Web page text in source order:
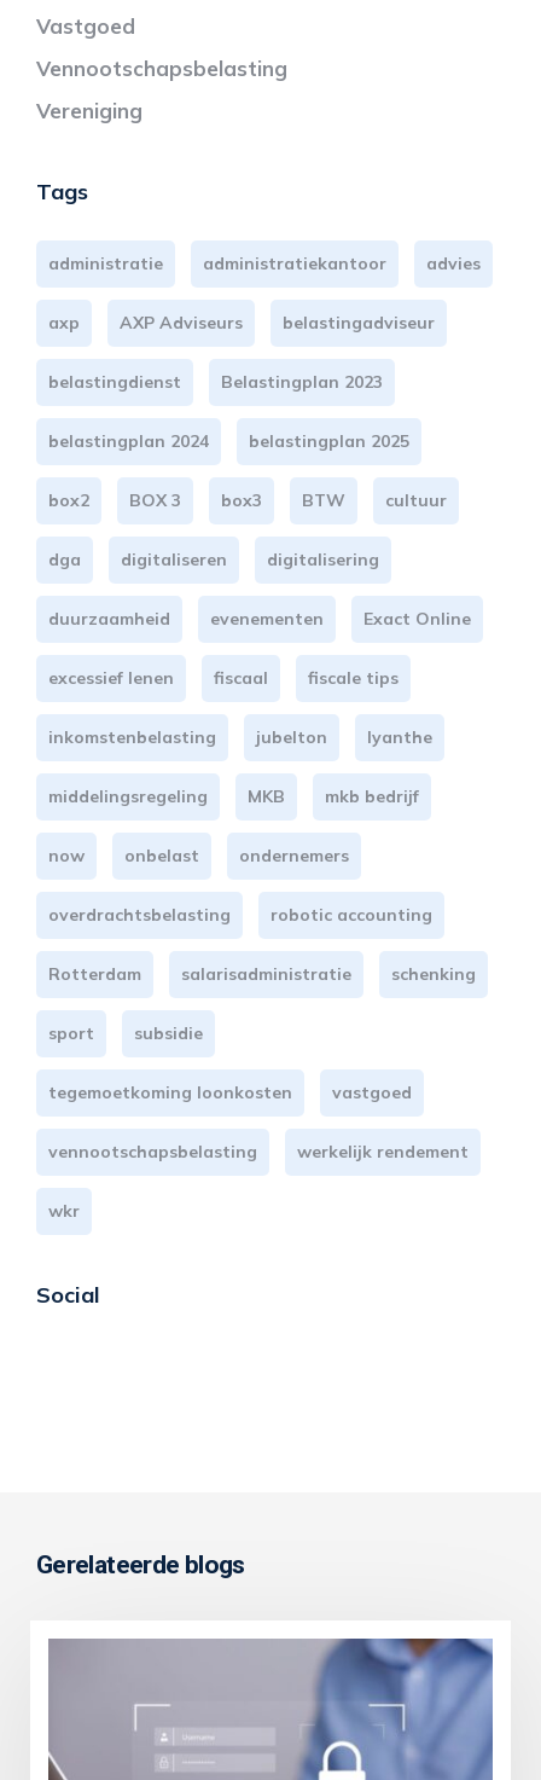
Vastgoed
Vennootschapsbelasting
Vereniging
Tags
administratie administratiekantoor advies
axp AXP Adviseurs belastingadviseur
belastingdienst Belastingplan 2023
belastingplan 2024 belastingplan 2025
box2 BOX 3 box3 BTW cultuur
dga digitaliseren digitalisering
duurzaamheid evenementen Exact Online
excessief lenen fiscaal fiscale tips
inkomstenbelasting jubelton lyanthe
middelingsregeling MKB mkb bedrijf
now onbelast ondernemers
overdrachtsbelasting robotic accounting
Rotterdam salarisadministratie schenking
sport subsidie
tegemoetkoming loonkosten vastgoed
vennootschapsbelasting werkelijk rendement
wkr
Social
Gerelateerde blogs